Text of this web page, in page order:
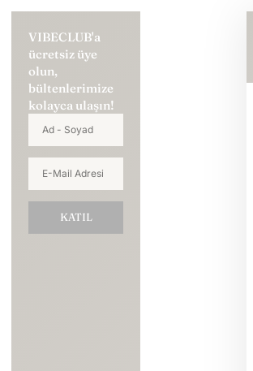
VIBECLUB'a
ücretsiz üye
olun,
bültenlerimize
kolayca ulaşın!
KATIL